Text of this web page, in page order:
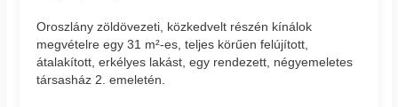
Oroszlány zöldövezeti, közkedvelt részén kínálok
megvételre egy 31 m²-es, teljes körűen felújított,
átalakított, erkélyes lakást, egy rendezett, négyemeletes
társasház 2. emeletén.